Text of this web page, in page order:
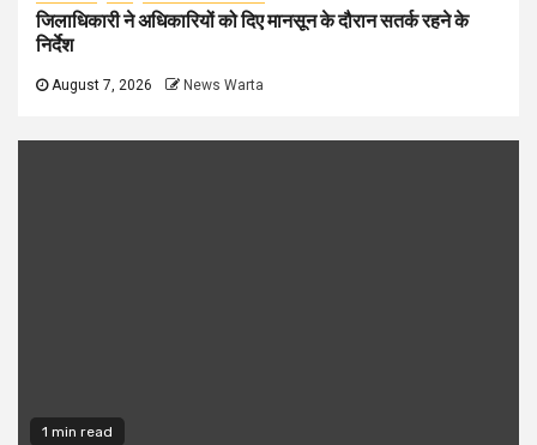
जिलाधिकारी ने अधिकारियों को दिए मानसून के दौरान सतर्क रहने के
निर्देश
August 7, 2026 News Warta
1 min read